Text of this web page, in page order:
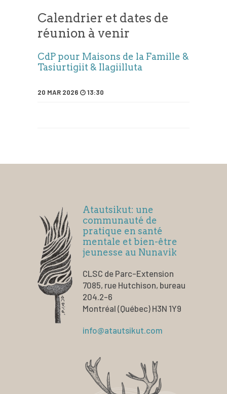
Calendrier et dates de
réunion à venir
CdP pour Maisons de la Famille &
Tasiurtigiit & Ilagiilluta
20 MAR 2026 13:30
Atautsikut: une
communauté de
pratique en santé
mentale et bien-être
jeunesse au Nunavik
CLSC de Parc-Extension
7085, rue Hutchison, bureau
204.2-6
Montréal (Québec) H3N 1Y9
info@atautsikut.com